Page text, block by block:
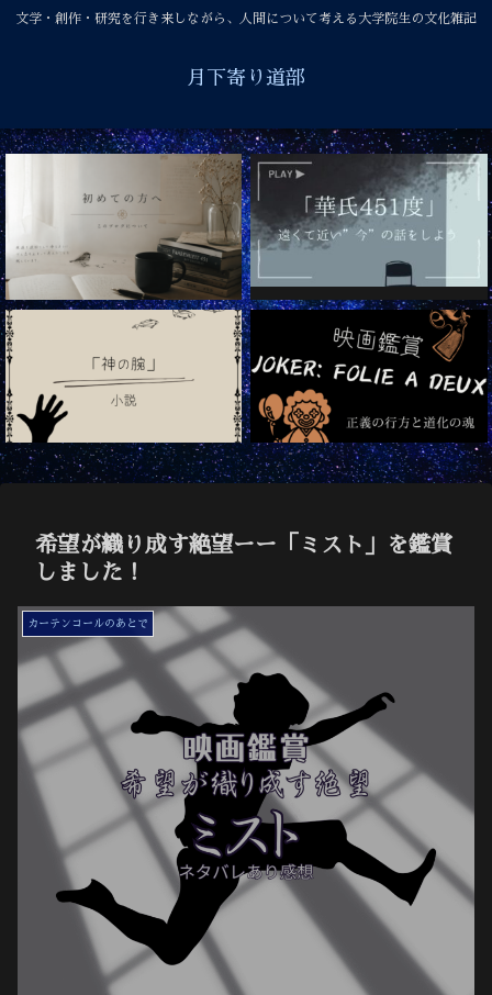
文学・創作・研究を行き来しながら、人間について考える大学院生の文化雑記
月下寄り道部
希望が織り成す絶望ーー「ミスト」を鑑賞
しました！
カーテンコールのあとで